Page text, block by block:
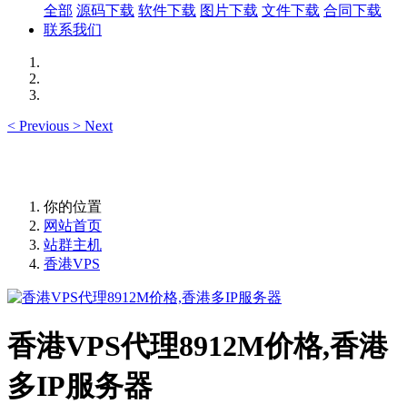
全部 源码下载 软件下载 图片下载 文件下载 合同下载
联系我们
< Previous > Next
你的位置
网站首页
站群主机
香港VPS
香港VPS代理8912M价格,香港
多IP服务器